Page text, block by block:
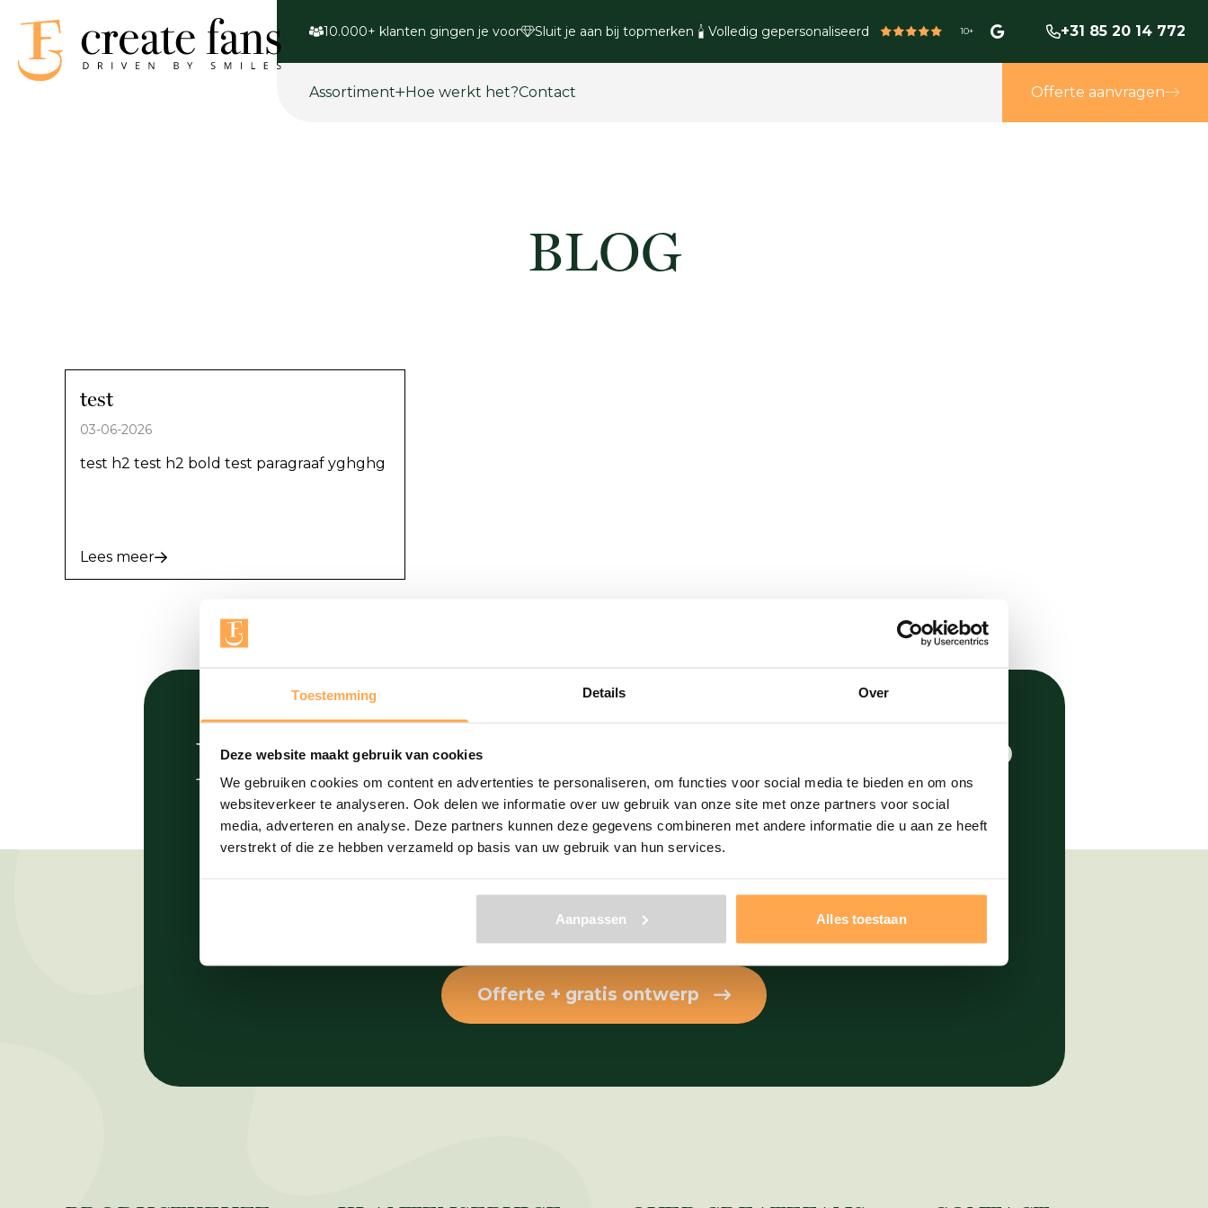
Toestemming Details Over
Deze website maakt gebruik van cookies
We gebruiken cookies om content en advertenties te personaliseren, om functies voor social media te bieden en om ons
websiteverkeer te analyseren. Ook delen we informatie over uw gebruik van onze site met onze partners voor social
media, adverteren en analyse. Deze partners kunnen deze gegevens combineren met andere informatie die u aan ze heeft
verstrekt of die ze hebben verzameld op basis van uw gebruik van hun services.
Aanpassen Alles toestaan
10.000+ klanten gingen je voor Sluit je aan bij topmerken Volledig gepersonaliseerd 10+ +31 85 20 14 772
Assortiment Hoe werkt het?Contact Offerte aanvragen
BLOG
test
03-06-2026
test h2 test h2 bold test paragraaf yghghg
Lees meer
EIGEN FLESSEN BEDRUKKEN?
Ontvang binnen één dag een offerte
Vanaf 75 stuks
Offerte + gratis ontwerp